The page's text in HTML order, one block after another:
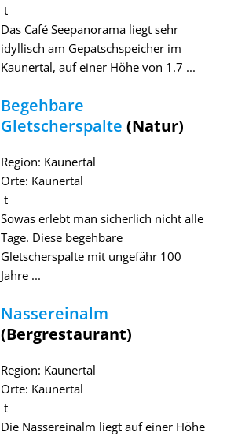
t
Das Café Seepanorama liegt sehr
idyllisch am Gepatschspeicher im
Kaunertal, auf einer Höhe von 1.7 ...
Begehbare
Gletscherspalte (Natur)
Region: Kaunertal
Orte: Kaunertal
t
Sowas erlebt man sicherlich nicht alle
Tage. Diese begehbare
Gletscherspalte mit ungefähr 100
Jahre ...
Nassereinalm
(Bergrestaurant)
Region: Kaunertal
Orte: Kaunertal
t
Die Nassereinalm liegt auf einer Höhe